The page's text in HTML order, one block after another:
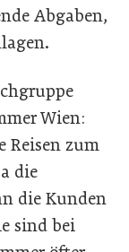
Abgaben,
Wien:
Reisen zum
die
die Kunden
sind bei